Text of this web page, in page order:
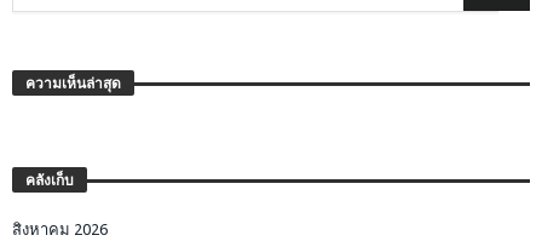
ความเห็นล่าสุด
คลังเก็บ
สิงหาคม 2026